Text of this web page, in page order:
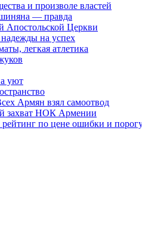
и произволе властей
— правда
Апостольской Церкви
на успех
легкая атлетика
уют
Армян взял самоотвод
захват НОК Армении
по цене ошибки и